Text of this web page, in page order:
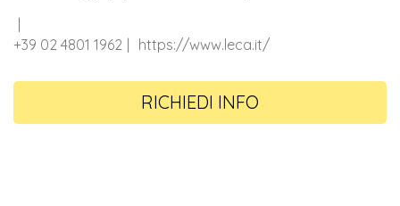
+39 02 4801 1962 https://www.leca.it/
RICHIEDI INFO